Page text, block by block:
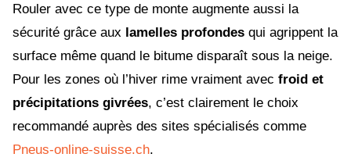
Rouler avec ce type de monte augmente aussi la
sécurité grâce aux lamelles profondes qui agrippent la
surface même quand le bitume disparaît sous la neige.
Pour les zones où l’hiver rime vraiment avec froid et
précipitations givrées, c’est clairement le choix
recommandé auprès des sites spécialisés comme
Pneus-online-suisse.ch.